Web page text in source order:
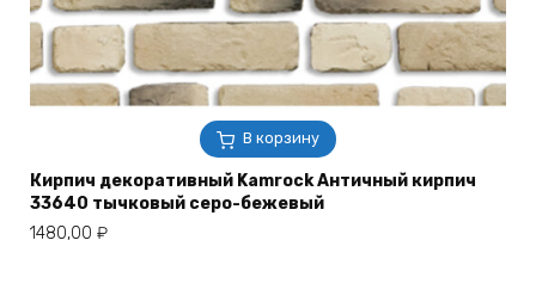
В корзину
Кирпич декоративный Kamrock Античный кирпич
33640 тычковый серо-бежевый
1480,00 ₽